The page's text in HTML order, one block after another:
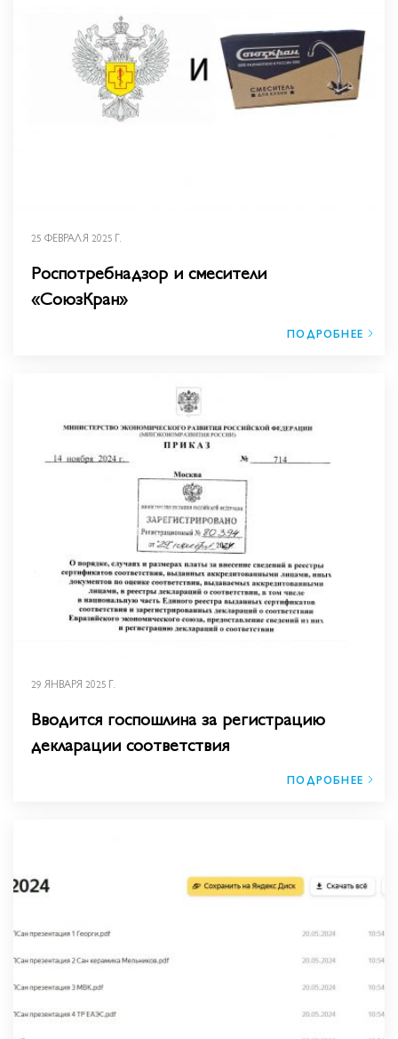
25 ФЕВРАЛЯ 2025 Г.
Роспотребнадзор и смесители
«СоюзКран»
ПОДРОБНЕЕ
29 ЯНВАРЯ 2025 Г.
Вводится госпошлина за регистрацию
декларации соответствия
ПОДРОБНЕЕ